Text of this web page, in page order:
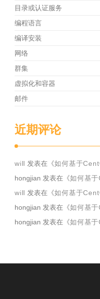
目录或认证服务
编程语言
编译安装
网络
群集
虚拟化和容器
邮件
近期评论
will 发表在《如何基于
hongjian 发表在《如何基
will 发表在《如何基于
hongjian 发表在《如何基
hongjian 发表在《如何基